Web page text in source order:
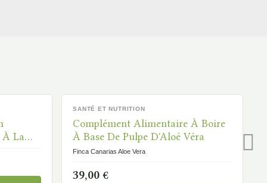
À La
DISPONIBLE
SANTÉ ET NUTRITION
Complément Alimentaire À Boire
À Base De Pulpe D'Aloé Véra
Finca Canarias Aloe Vera
39,00 €